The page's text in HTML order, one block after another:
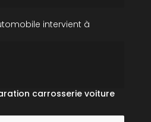
intervient à
carrosserie voiture